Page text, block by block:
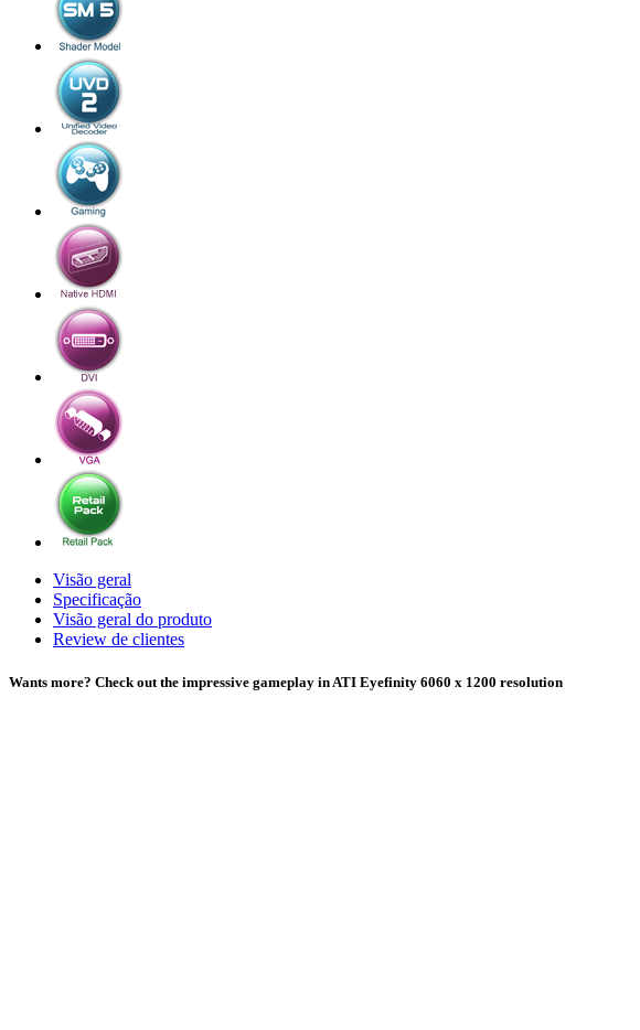
Visão geral
Specificação
Visão geral do produto
Review de clientes
Wants more? Check out the impressive gameplay in ATI Eyefinity 6060 x 1200 resolution